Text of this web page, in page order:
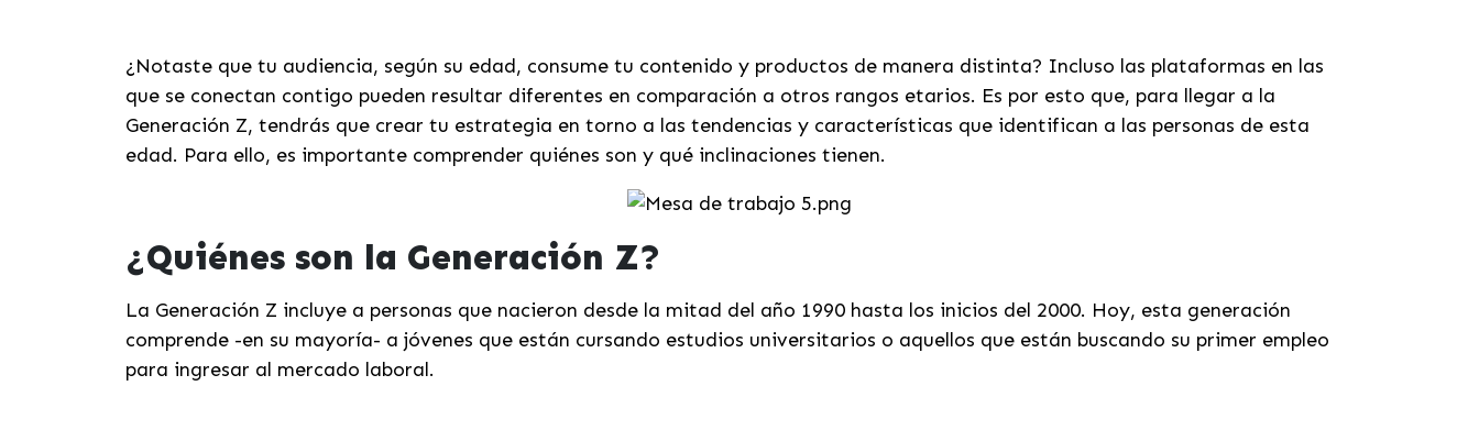
¿Notaste que tu audiencia, según su edad, consume tu contenido y productos de manera distinta? Incluso las plataformas en las
que se conectan contigo pueden resultar diferentes en comparación a otros rangos etarios. Es por esto que, para llegar a la
Generación Z, tendrás que crear tu estrategia en torno a las tendencias y características que identifican a las personas de esta
edad. Para ello, es importante comprender quiénes son y qué inclinaciones tienen.
¿Quiénes son la Generación Z?
La Generación Z incluye a personas que nacieron desde la mitad del año 1990 hasta los inicios del 2000. Hoy, esta generación
comprende -en su mayoría- a jóvenes que están cursando estudios universitarios o aquellos que están buscando su primer empleo
para ingresar al mercado laboral.